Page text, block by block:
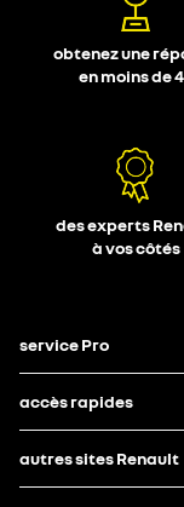
obtenez une
en moins de
des experts
à vos côtés
service Pro
accès rapides
autres sites Renault